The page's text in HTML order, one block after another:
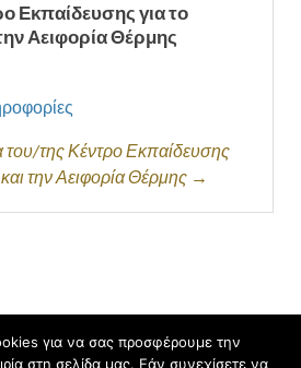
Εκπαίδευσης για το
Αειφορία Θέρμης
του/της Κέντρο Εκπαίδευσης
την Αειφορία Θέρμης →
© 2026 Κέντρο Εκπαίδευσης για το
για να σας προσφέρουμε την
στη σελίδα μας. Εάν συνεχίσετε να